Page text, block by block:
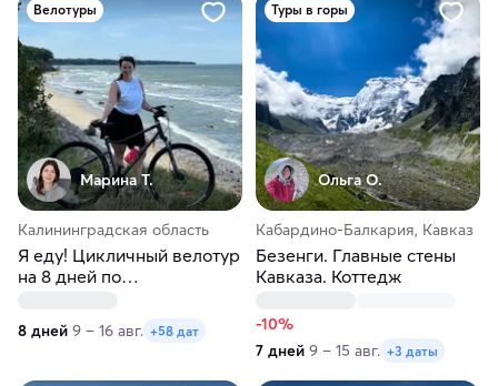
Велотуры
Марина Т.
Калининградская область
Я еду! Цикличный велотур
на 8 дней по
8 дней 9 – 16 авг. +58 дат
Туры в горы
Ольга О.
Кабардино-Балкария, Кавказ
Безенги. Главные стены
Кавказа. Коттедж
-10%
7 дней 9 – 15 авг. +3 даты